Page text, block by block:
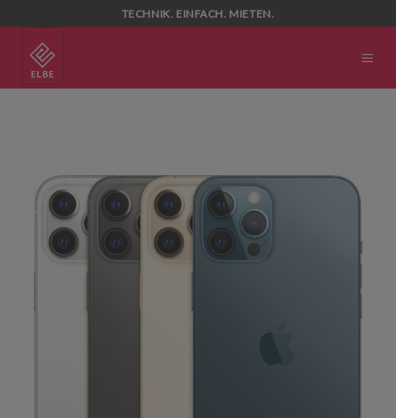
to
content
TECHNIK. EINFACH. MIETEN.